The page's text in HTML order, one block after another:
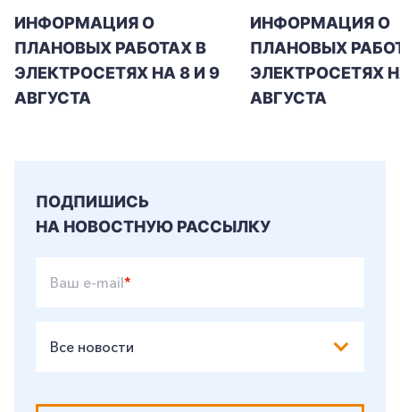
ИНФОРМАЦИЯ О
ПЛАНОВЫХ РАБОТАХ В
ЭЛЕКТРОСЕТЯХ НА 8 И 9
АВГУСТА
ИНФОРМАЦИЯ О
ПЛАНОВЫХ
ЭЛЕКТРОСЕТЯХ
АВГУСТА
ПОДПИШИСЬ
НА НОВОСТНУЮ РАССЫЛКУ
Ваш e-mail*
Все новости